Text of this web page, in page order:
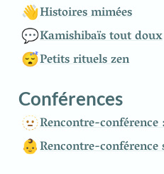
👋Histoires mimées
💬Kamishibaïs tout doux
😴Petits rituels zen
Conférences
🫥
👶